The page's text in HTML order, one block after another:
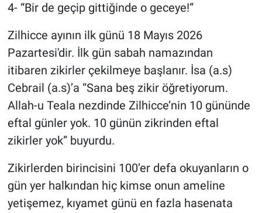
4- “Bir de geçip gittiğinde o geceye!”
Zilhicce ayının ilk günü 18 Mayıs 2026
Pazartesi'dir. İlk gün sabah namazından
itibaren zikirler çekilmeye başlanır. İsa (a.s)
Cebrail (a.s)’a “Sana beş zikir öğretiyorum.
Allah-u Teala nezdinde Zilhicce’nin 10 gününde
eftal günler yok. 10 günün zikrinden eftal
zikirler yok” buyurdu.
Zikirlerden birincisini 100’er defa okuyanların o
gün yer halkından hiç kimse onun ameline
yetişemez, kıyamet günü en fazla hasenata